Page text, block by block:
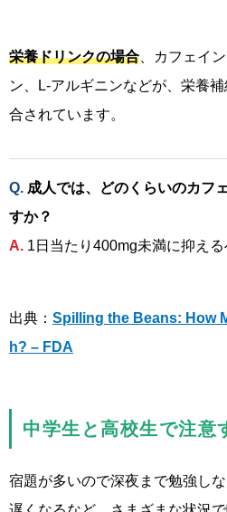
栄養ドリンクの場合 、カフェイ
ン、L-アルギニンなどが、栄養
合されています。
成人では、どのくらいのカフ
すか？
1日当たり400mg未満に抑える
出典： Spilling the Beans: How
h? – FDA
中学生と高校生で注意
宿題が多いので深夜まで勉強し